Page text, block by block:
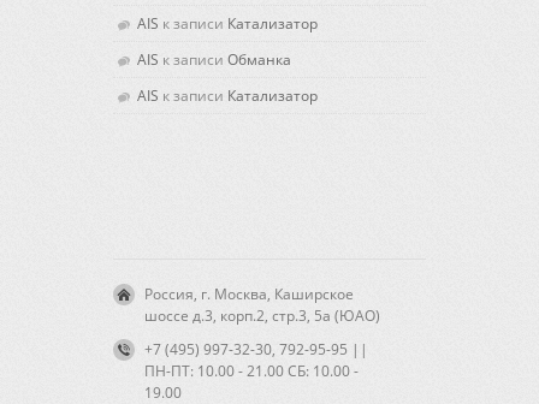
AIS к записи Катализатор
AIS к записи Обманка
AIS к записи Катализатор
Россия, г. Москва, Каширское
шоссе д.3, корп.2, стр.3, 5а (ЮАО)
+7 (495) 997-32-30, 792-95-95 ||
ПН-ПТ: 10.00 - 21.00 CБ: 10.00 -
19.00